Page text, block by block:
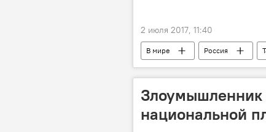
2 июля 2017, 11:40
В мире Россия
Злоумышленник
национальной